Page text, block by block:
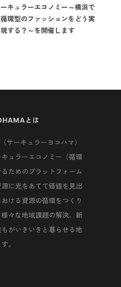
ーキュラーエコノミー～横浜で
循環型のファッションをどう実
現する？～を開催します
とは
サーキュラーヨコハマ）
ュラーエコノミー（循環
ためのプラットフォーム
に光をあてて価値を見出
ける資源の循環をつくり
々な地域課題の解決、新
がいきいきと暮らせる地
。